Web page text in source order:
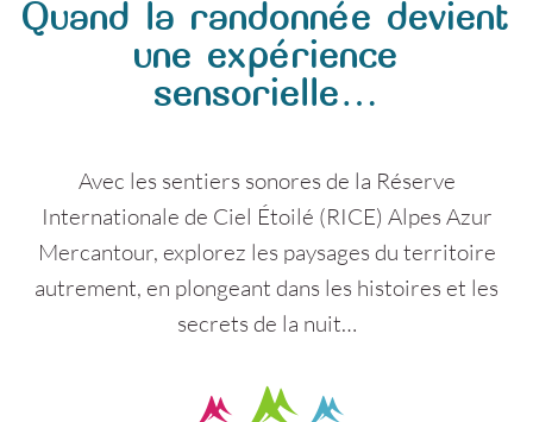
Quand la randonnée devient
une expérience
sensorielle…
Avec les sentiers sonores de la Réserve
Internationale de Ciel Étoilé (RICE) Alpes Azur
Mercantour, explorez les paysages du territoire
autrement, en plongeant dans les histoires et les
secrets de la nuit…